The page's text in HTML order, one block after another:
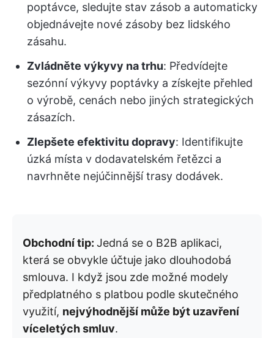
poptávce, sledujte stav zásob a automaticky
objednávejte nové zásoby bez lidského
zásahu.
Zvládněte výkyvy na trhu: Předvídejte
sezónní výkyvy poptávky a získejte přehled
o výrobě, cenách nebo jiných strategických
zásazích.
Zlepšete efektivitu dopravy: Identifikujte
úzká místa v dodavatelském řetězci a
navrhněte nejúčinnější trasy dodávek.
Obchodní tip: Jedná se o B2B aplikaci,
která se obvykle účtuje jako dlouhodobá
smlouva. I když jsou zde možné modely
předplatného s platbou podle skutečného
využití, nejvýhodnější může být uzavření
víceletých smluv.